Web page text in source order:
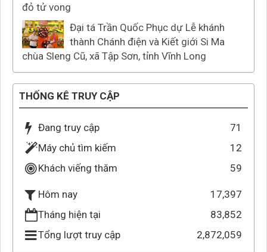
đỏ tử vong
Đại tá Trần Quốc Phục dự Lễ khánh
thành Chánh điện và Kiết giới Si Ma
chùa Sleng Cũ, xã Tập Sơn, tỉnh Vĩnh Long
THỐNG KÊ TRUY CẬP
Đang truy cập
71
Máy chủ tìm kiếm
12
Khách viếng thăm
59
Hôm nay
17,397
Tháng hiện tại
83,852
Tổng lượt truy cập
2,872,059